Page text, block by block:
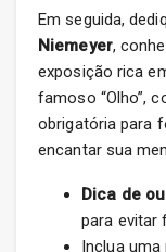
Em seguida,
Niemeyer,
exposição rica
famoso “Olho”,
obrigatória para
encantar sua
Dica de
para evitar
Inclua